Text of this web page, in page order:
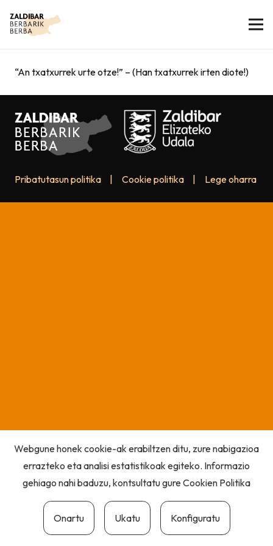
“An txatxurrek urte otze!” – (Han txatxurrek irten diote!)
Pribatutasun politika Cookie politika Lege oharra
Webgune honek cookie-ak erabiltzen ditu, zure nabigazioa
errazteko eta analisi estatistikoak egiteko. Informazio
gehiago nahi baduzu, kontsultatu gureCookien Politika
Onartu Ukatu Konfiguratu